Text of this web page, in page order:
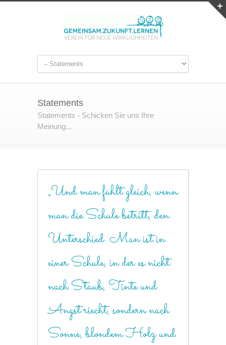
Statements
Statements - Schicken Sie uns Ihre
Meinung...
„Und man fühlt gleich, wenn
man die Schule betritt, den
Unterschied. Man ist in
einer Schule, in der es nicht
nach Staub, Tinte und
Angst riecht, sondern nach
Sonne, blondem Holz und